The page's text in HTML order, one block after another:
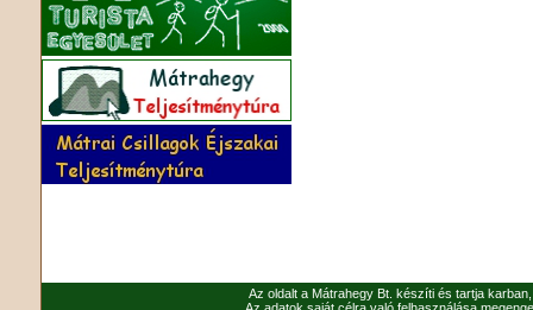
Az oldalt a Mátrahegy Bt. készíti és tartja